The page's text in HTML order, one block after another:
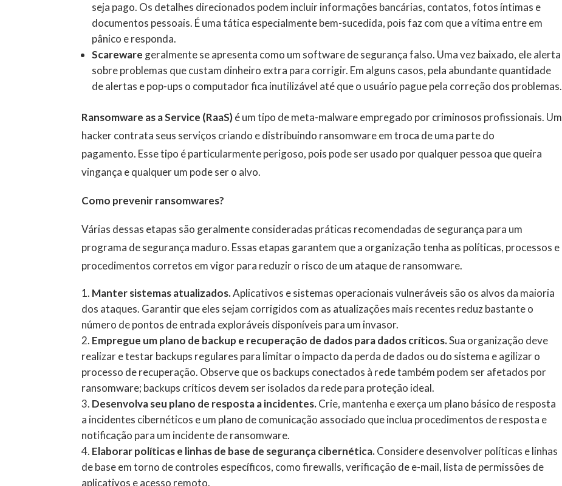
seja pago. Os detalhes direcionados podem incluir informações bancárias, contatos, fotos íntimas e
documentos pessoais. É uma tática especialmente bem-sucedida, pois faz com que a vítima entre em
pânico e responda.
Scareware geralmente se apresenta como um software de segurança falso. Uma vez baixado, ele alerta
sobre problemas que custam dinheiro extra para corrigir. Em alguns casos, pela abundante quantidade
de alertas e pop-ups o computador fica inutilizável até que o usuário pague pela correção dos problemas.
Ransomware as a Service (RaaS)é um tipo de meta-malware empregado por criminosos profissionais. Um
hacker contrata seus serviços criando e distribuindo ransomware em troca de uma parte do
pagamento. Esse tipo é particularmente perigoso, pois pode ser usado por qualquer pessoa que queira
vingança e qualquer um pode ser o alvo.
Como prevenir ransomwares?
Várias dessas etapas são geralmente consideradas práticas recomendadas de segurança para um
programa de segurança maduro. Essas etapas garantem que a organização tenha as políticas, processos e
procedimentos corretos em vigor para reduzir o risco de um ataque de ransomware.
Manter sistemas atualizados.Aplicativos e sistemas operacionais vulneráveis ​​são os alvos da maioria
dos ataques. Garantir que eles sejam corrigidos com as atualizações mais recentes reduz bastante o
número de pontos de entrada exploráveis ​​disponíveis para um invasor.
Empregue um plano de backup e recuperação de dados para dados críticos.Sua organização deve
realizar e testar backups regulares para limitar o impacto da perda de dados ou do sistema e agilizar o
processo de recuperação. Observe que os backups conectados à rede também podem ser afetados por
ransomware; backups críticos devem ser isolados da rede para proteção ideal.
Desenvolva seu plano de resposta a incidentes.Crie, mantenha e exerça um plano básico de resposta
a incidentes cibernéticos e um plano de comunicação associado que inclua procedimentos de resposta e
notificação para um incidente de ransomware.
Elaborar políticas e linhas de base de segurança cibernética.Considere desenvolver políticas e linhas
de base em torno de controles específicos, como firewalls, verificação de e-mail, lista de permissões de
aplicativos e acesso remoto.